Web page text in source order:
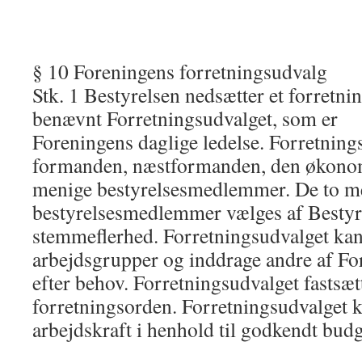
§ 10 Foreningens forretningsudvalg
Stk. 1 Bestyrelsen nedsætter et
benævnt Forretningsudvalget, som er
Foreningens daglige ledelse.
formanden, næstformanden, den
menige bestyrelsesmedlemmer. De to
bestyrelsesmedlemmer vælges af
stemmeflerhed. Forretningsudvalget
arbejdsgrupper og inddrage andre af
efter behov. Forretningsudvalget
forretningsorden. Forretningsudvalget
arbejdskraft i henhold til godkendt